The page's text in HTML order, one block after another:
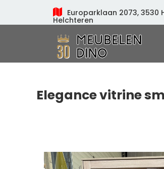
Europarklaan 2073, 3530
Helchteren
Elegance vitrine